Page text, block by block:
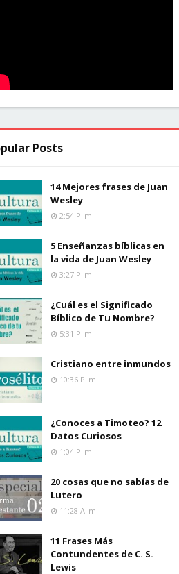
Posts
14 Mejores frases de Juan
Wesley
2:54 P. M.
5 Enseñanzas bíblicas en
la vida de Juan Wesley
3:27 P. M.
¿Cuál es el Significado
Bíblico de Tu Nombre?
5:31 P. M.
Cristiano entre inmundos
10:36 P. M.
¿Conoces a Timoteo? 12
Datos Curiosos
1:04 P. M.
20 cosas que no sabías de
Lutero
11:28 A. M.
11 Frases Más
Contundentes de C. S.
Lewis